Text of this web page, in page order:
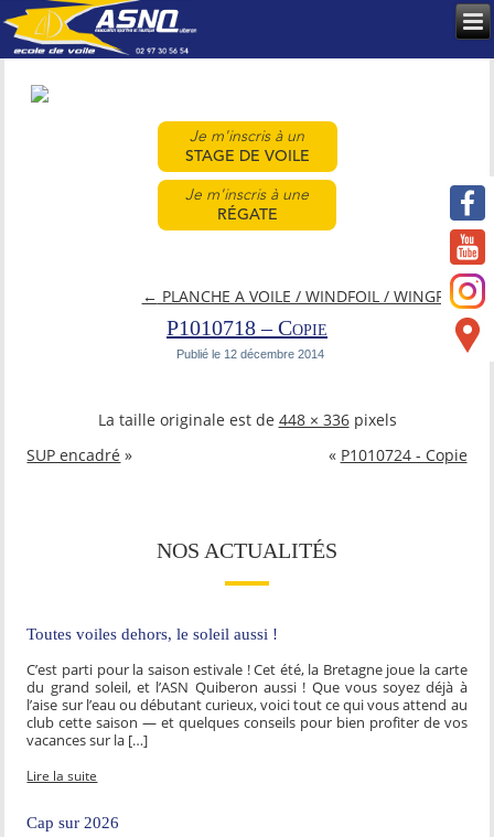
Je m'inscris à un
STAGE DE VOILE
Je m'inscris à une
RÉGATE
← PLANCHE A VOILE / WINDFOIL / WINGFOIL
P1010718 – Copie
Publié le 12 décembre 2014
La taille originale est de 448 × 336pixels
SUP encadré » « P1010724 - Copie
NOS ACTUALITÉS
Toutes voiles dehors, le soleil aussi !
C’est parti pour la saison estivale ! Cet été, la Bretagne joue la carte
du grand soleil, et l’ASN Quiberon aussi ! Que vous soyez déjà à
l’aise sur l’eau ou débutant curieux, voici tout ce qui vous attend au
club cette saison — et quelques conseils pour bien profiter de vos
vacances sur la […]
Lire la suite
Cap sur 2026